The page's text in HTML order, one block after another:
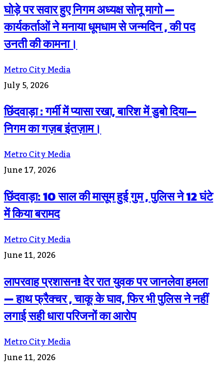
घोड़े पर सवार हुए निगम अध्यक्ष सोनू मागो —
कार्यकर्ताओं ने मनाया धूमधाम से जन्मदिन , की पद
उनती की कामना।
Metro City Media
July 5, 2026
छिंदवाड़ा : गर्मी में प्यासा रखा, बारिश में डुबो दिया—
निगम का गज़ब इंतज़ाम।
Metro City Media
June 17, 2026
छिंदवाड़ा: 10 साल की मासूम हुई गुम , पुलिस ने 12 घंटे
में किया बरामद
Metro City Media
June 11, 2026
लापरवाह प्रशासन! देर रात युवक पर जानलेवा हमला
— हाथ फ्रैक्चर , चाकू के घाव, फिर भी पुलिस ने नहीं
लगाई सही धारा परिजनों का आरोप
Metro City Media
June 11, 2026